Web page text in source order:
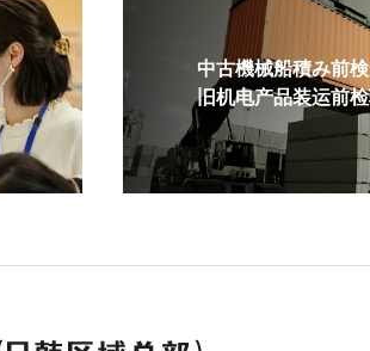
中古機械船積み前検
旧机电产品装运前检